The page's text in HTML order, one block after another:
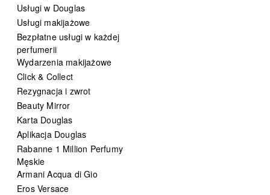
Usługi w Douglas
Usługi makijażowe
Bezpłatne usługi w każdej
perfumerii
Wydarzenia makijażowe
Click & Collect
Rezygnacja i zwrot
Beauty Mirror
Karta Douglas
Aplikacja Douglas
Rabanne 1 Million Perfumy
Męskie
Armani Acqua di Gio
Eros Versace